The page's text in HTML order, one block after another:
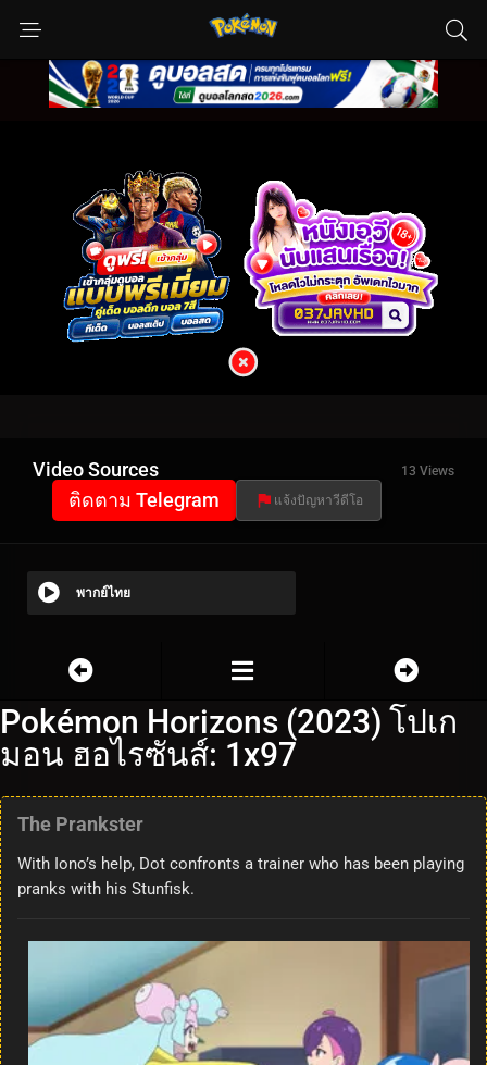
Video Sources 13 Views
ติดตาม Telegram แจ้งปัญหาวีดีโอ
พากย์ไทย
Pokémon Horizons (2023) โปเก
มอน ฮอไรซันส์: 1x97
The Prankster
With Iono’s help, Dot confronts a trainer who has been playing
pranks with his Stunfisk.